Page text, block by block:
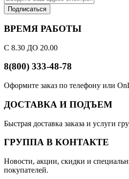
Подписаться
ВРЕМЯ РАБОТЫ
С 8.30 ДО 20.00
8(800) 333-48-78
Оформите заказ по телефону или
ДОСТАВКА И ПОДЪЕМ
Быстрая доставка заказа и услуги
ГРУППА В КОНТАКТЕ
Новости, акции, скидки и
покупателей.